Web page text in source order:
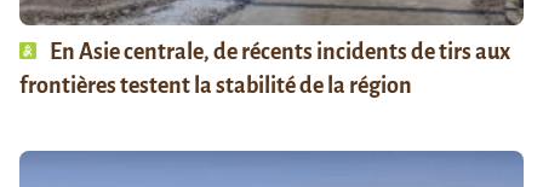
En Asie centrale, de récents incidents de tirs aux
frontières testent la stabilité de la région